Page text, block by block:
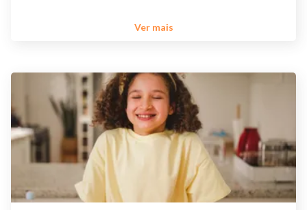
Ver mais